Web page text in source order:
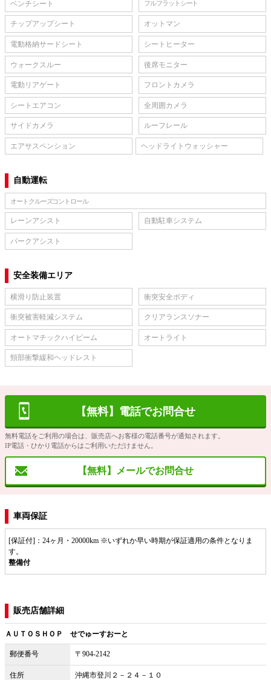
ベンチシート フルフラットシート
チップアップシート オットマン
電動格納サードシート シートヒーター
ウォークスルー 後席モニター
電動リアゲート フロントカメラ
シートエアコン 全周囲カメラ
サイドカメラ ルーフレール
エアサスペンション ヘッドライトウォッシャー
自動運転
オートクルーズコントロール
レーンアシスト 自動駐車システム
パークアシスト
安全装備エリア
横滑り防止装置 衝突安全ボディ
衝突被害軽減システム クリアランスソナー
オートマチックハイビーム オートライト
頸部衝撃緩和ヘッドレスト
【無料】電話でお問合せ
無料電話をご利用の場合は、販売店へお客様の電話番号が通知されます。
IP電話・ひかり電話からはご利用いただけません。
【無料】メールでお問合せ
車両保証
[保証付]：24ヶ月・20000km ※いずれか早い時期が保証適用の条件となりま
す。
整備付
販売店舗詳細
ＡＵＴＯＳＨＯＰ せでゅーすおーと
郵便番号 〒904-2142
住所 沖縄市登川２－２４－１０